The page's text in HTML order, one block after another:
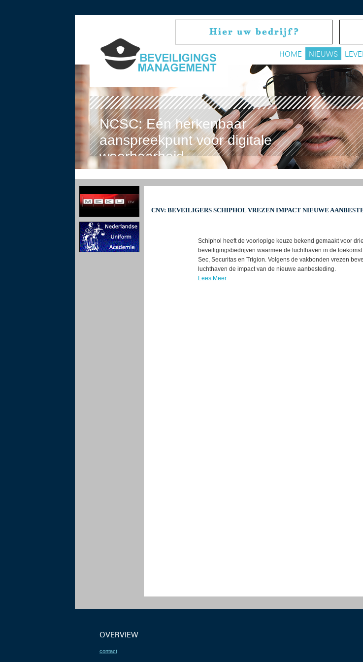
HOME NIEUWS
NCSC: Eén herkenbaar
aanspreekpunt voor digitale
weerbaarheid
CNV: BEVEILIGERS SCHIPHOL VREZEN IMPACT NIEUWE
Schiphol heeft de voorlopige keuze bekend gemaakt voor drie
beveiligingsbedrijven waarmee de luchthaven in de
Sec, Securitas en Trigion. Volgens de vakbonden vrezen
luchthaven de impact van de nieuwe aanbesteding.
Lees Meer
OVERVIEW
contact